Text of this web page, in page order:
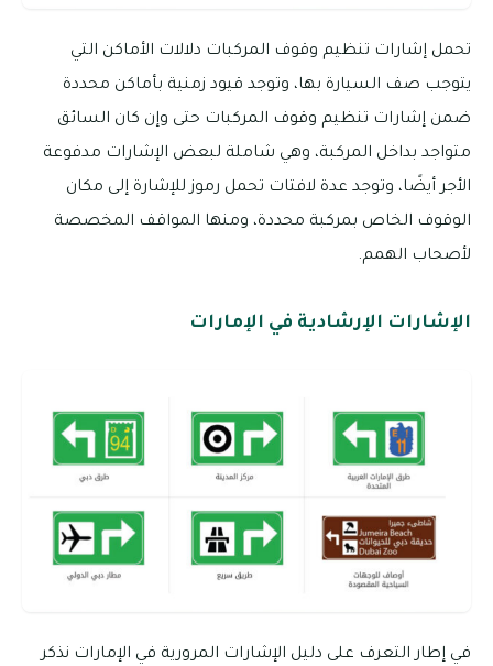
تحمل إشارات تنظيم وقوف المركبات دلالات الأماكن التي
يتوجب صف السيارة بها، وتوجد قيود زمنية بأماكن محددة
ضمن إشارات تنظيم وقوف المركبات حتى وإن كان السائق
متواجد بداخل المركبة، وهي شاملة لبعض الإشارات مدفوعة
الأجر أيضًا، وتوجد عدة لافتات تحمل رموز للإشارة إلى مكان
الوقوف الخاص بمركبة محددة، ومنها المواقف المخصصة
لأصحاب الهمم.
الإشارات الإرشادية في الإمارات
في إطار التعرف على دليل الإشارات المرورية في الإمارات نذكر